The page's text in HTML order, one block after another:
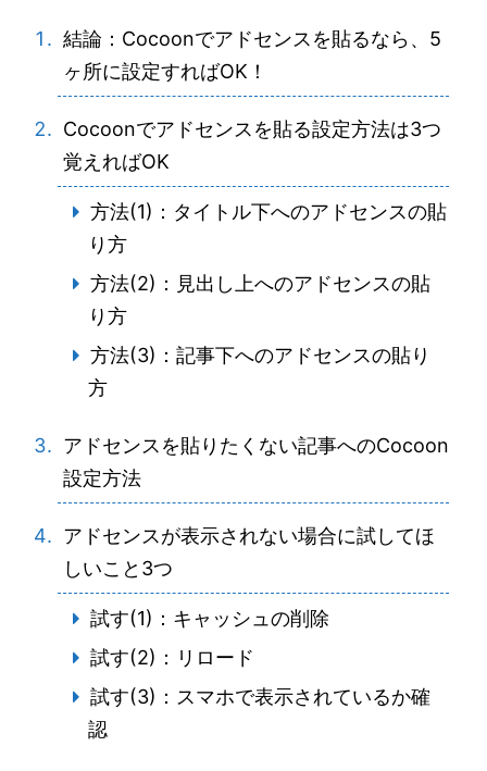
結論：Cocoonでアドセンスを貼るなら、5
ヶ所に設定すればOK！
Cocoonでアドセンスを貼る設定方法は3つ
覚えればOK
方法(1)：タイトル下へのアドセンスの貼
り方
方法(2)：見出し上へのアドセンスの貼
り方
方法(3)：記事下へのアドセンスの貼り
方
アドセンスを貼りたくない記事へのCocoon
設定方法
アドセンスが表示されない場合に試してほ
しいこと3つ
試す(1)：キャッシュの削除
試す(2)：リロード
試す(3)：スマホで表示されているか確
認